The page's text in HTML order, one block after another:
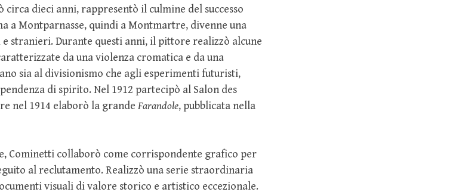
dieci anni, rappresentò il culmine del successo
a Montparnasse, quindi a Montmartre, divenne una
stranieri. Durante questi anni, il pittore realizzò alcune
da una violenza cromatica e da una
sia al divisionismo che agli esperimenti futuristi,
di spirito. Nel 1912 partecipò al Salon des
nel 1914 elaborò la grande Farandole, pubblicata nella
Cominetti collaborò come corrispondente grafico per
al reclutamento. Realizzò una serie straordinaria
visuali di valore storico e artistico eccezionale.